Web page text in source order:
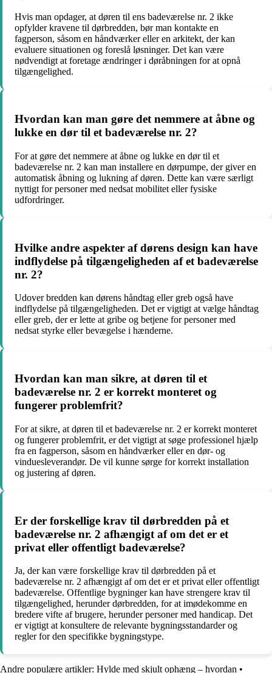
Hvis man opdager, at døren til ens badeværelse nr. 2 ikke
opfylder kravene til dørbredden, bør man kontakte en
fagperson, såsom en håndværker eller en arkitekt, der kan
evaluere situationen og foreslå løsninger. Det kan være
nødvendigt at foretage ændringer i døråbningen for at opnå
tilgængelighed.
Hvordan kan man gøre det nemmere at åbne og
lukke en dør til et badeværelse nr. 2?
For at gøre det nemmere at åbne og lukke en dør til et
badeværelse nr. 2 kan man installere en dørpumpe, der giver en
automatisk åbning og lukning af døren. Dette kan være særligt
nyttigt for personer med nedsat mobilitet eller fysiske
udfordringer.
Hvilke andre aspekter af dørens design kan have
indflydelse på tilgængeligheden af et badeværelse
nr. 2?
Udover bredden kan dørens håndtag eller greb også have
indflydelse på tilgængeligheden. Det er vigtigt at vælge håndtag
eller greb, der er lette at gribe og betjene for personer med
nedsat styrke eller bevægelse i hænderne.
Hvordan kan man sikre, at døren til et
badeværelse nr. 2 er korrekt monteret og
fungerer problemfrit?
For at sikre, at døren til et badeværelse nr. 2 er korrekt monteret
og fungerer problemfrit, er det vigtigt at søge professionel hjælp
fra en fagperson, såsom en håndværker eller en dør- og
vinduesleverandør. De vil kunne sørge for korrekt installation
og justering af døren.
Er der forskellige krav til dørbredden på et
badeværelse nr. 2 afhængigt af om det er et
privat eller offentligt badeværelse?
Ja, der kan være forskellige krav til dørbredden på et
badeværelse nr. 2 afhængigt af om det er et privat eller offentligt
badeværelse. Offentlige bygninger kan have strengere krav til
tilgængelighed, herunder dørbredden, for at imødekomme en
bredere vifte af brugere, herunder personer med handicap. Det
er vigtigt at konsultere de relevante bygningsstandarder og
regler for den specifikke bygningstype.
Andre populære artikler: Hylde med skjult ophæng – hvordan •